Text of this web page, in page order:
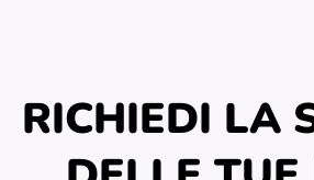
RICHIEDI LA